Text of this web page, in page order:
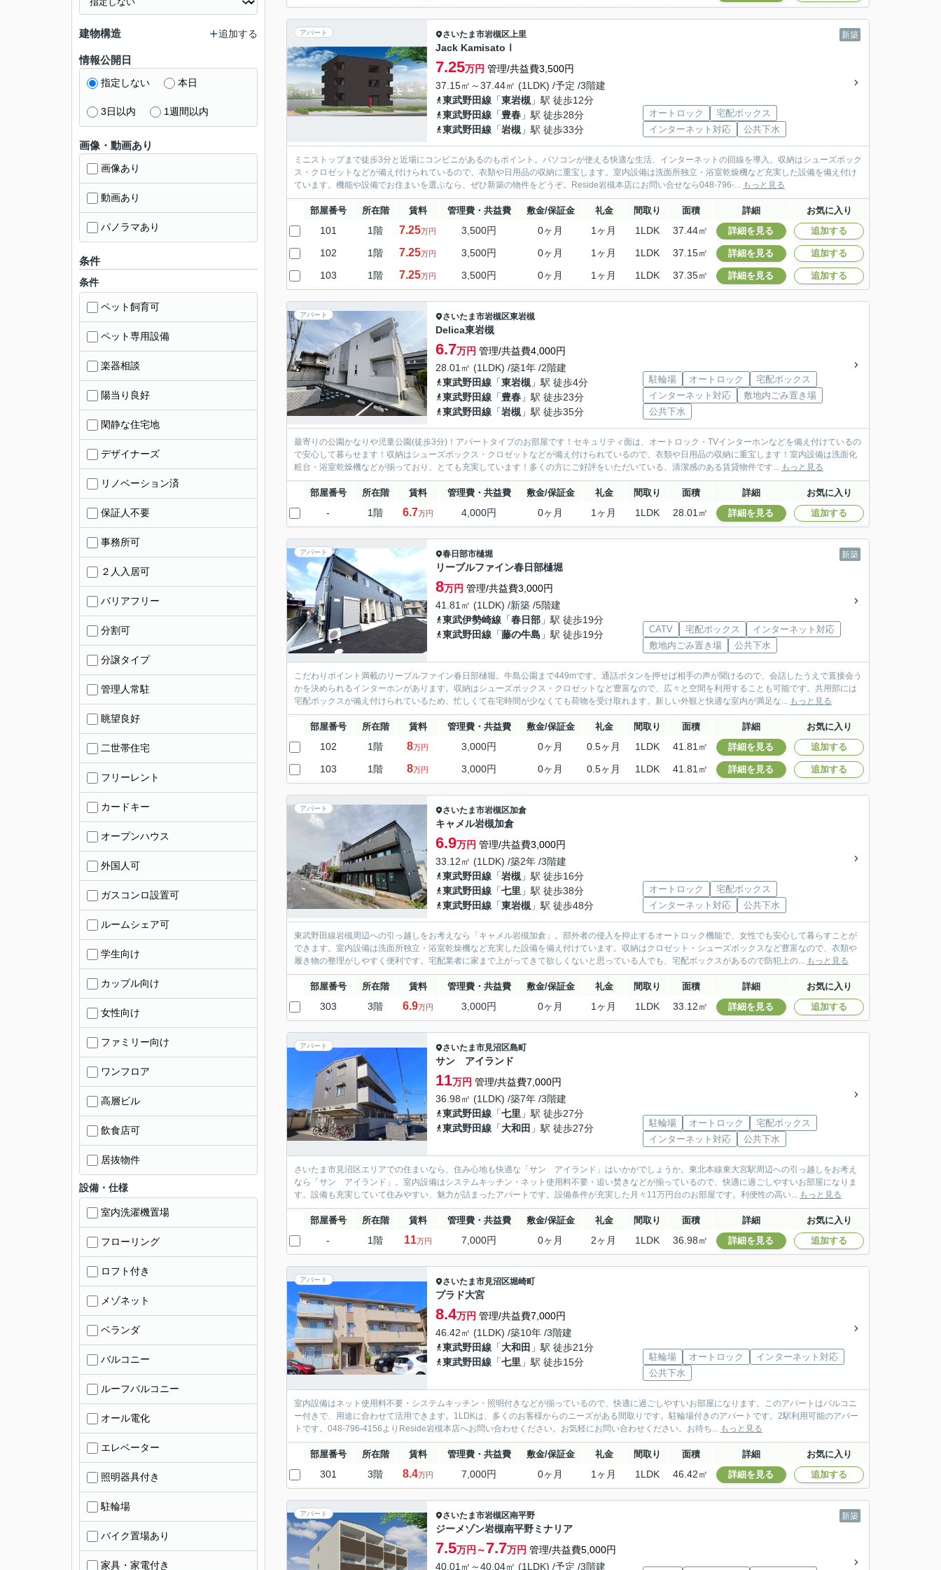
アパート 新築
さいたま市岩槻区上里
Jack KamisatoⅠ
7.25万円 管理/共益費3,500円
37.15㎡～37.44㎡ (1LDK) /予定 /3階建
東武野田線 「東岩槻 」駅 徒歩12分
東武野田線 「豊春 」駅 徒歩28分
東武野田線 「岩槻 」駅 徒歩33分
オートロック
宅配ボックス
インターネット対応
公共下水
ミニストップまで徒歩3分と近場にコンビニがあるのもポイント。パソコンが使える快適な生活、インターネットの回線を導入。収納はシューズボック
ス・クロゼットなどが備え付けられているので、衣類や日用品の収納に重宝します。室内設備は洗面所独立・浴室乾燥機など充実した設備を備え付け
ています。機能や設備でお住まいを選ぶなら、ぜひ新築の物件をどうぞ。Reside岩槻本店にお問い合せなら048-796-... もっと見る
部屋番号 所在階 賃料 管理費・共益費 敷金/保証金 礼金 間取り 面積 詳細 お気に入り
101 1階 7.25万円 3,500円 0ヶ月 1ヶ月 1LDK 37.44㎡ 詳細を見る 追加する
102 1階 7.25万円 3,500円 0ヶ月 1ヶ月 1LDK 37.15㎡ 詳細を見る 追加する
103 1階 7.25万円 3,500円 0ヶ月 1ヶ月 1LDK 37.35㎡ 詳細を見る 追加する
アパート さいたま市岩槻区東岩槻
Delica東岩槻
6.7万円 管理/共益費4,000円
28.01㎡ (1LDK) /築1年 /2階建
東武野田線 「東岩槻 」駅 徒歩4分
東武野田線 「豊春 」駅 徒歩23分
東武野田線 「岩槻 」駅 徒歩35分
駐輪場 オートロック
宅配ボックス
インターネット対応
敷地内ごみ置き場
公共下水
最寄りの公園かなりや児童公園(徒歩3分)！アパートタイプのお部屋です！セキュリティ面は、オートロック・TVインターホンなどを備え付けているの
で安心して暮らせます！収納はシューズボックス・クロゼットなどが備え付けられているので、衣類や日用品の収納に重宝します！室内設備は洗面化
粧台・浴室乾燥機などが揃っており、とても充実しています！多くの方にご好評をいただいている、清潔感のある賃貸物件です... もっと見る
部屋番号 所在階 賃料 管理費・共益費 敷金/保証金 礼金 間取り 面積 詳細 お気に入り
- 1階 6.7万円 4,000円 0ヶ月 1ヶ月 1LDK 28.01㎡ 詳細を見る 追加する
アパート 新築
春日部市樋堀
リーブルファイン春日部樋堀
8万円 管理/共益費3,000円
41.81㎡ (1LDK) /新築 /5階建
東武伊勢崎線 「春日部 」駅 徒歩19分
東武野田線 「藤の牛島 」駅 徒歩19分 CATV 宅配ボックス
インターネット対応
敷地内ごみ置き場
公共下水
こだわりポイント満載のリーブルファイン春日部樋堀。牛島公園まで449mです。通話ボタンを押せば相手の声が聞けるので、会話したうえで直接会う
かを決められるインターホンがあります。収納はシューズボックス・クロゼットなど豊富なので、広々と空間を利用することも可能です。共用部には
宅配ボックスが備え付けられているため、忙しくて在宅時間が少なくても荷物を受け取れます。新しい外観と快適な室内が満足な... もっと見る
部屋番号 所在階 賃料 管理費・共益費 敷金/保証金 礼金 間取り 面積 詳細 お気に入り
102 1階 8万円 3,000円 0ヶ月 0.5ヶ月 1LDK 41.81㎡ 詳細を見る 追加する
103 1階 8万円 3,000円 0ヶ月 0.5ヶ月 1LDK 41.81㎡ 詳細を見る 追加する
アパート さいたま市岩槻区加倉
キャメル岩槻加倉
6.9万円 管理/共益費3,000円
33.12㎡ (1LDK) /築2年 /3階建
東武野田線 「岩槻 」駅 徒歩16分
東武野田線 「七里 」駅 徒歩38分
東武野田線 「東岩槻 」駅 徒歩48分
オートロック
宅配ボックス
インターネット対応
公共下水
東武野田線岩槻周辺への引っ越しをお考えなら「キャメル岩槻加倉」。部外者の侵入を抑止するオートロック機能で、女性でも安心して暮らすことが
できます。室内設備は洗面所独立・浴室乾燥機など充実した設備を備え付けています。収納はクロゼット・シューズボックスなど豊富なので、衣類や
履き物の整理がしやすく便利です。宅配業者に家まで上がってきて欲しくないと思っている人でも、宅配ボックスがあるので防犯上の... もっと見る
部屋番号 所在階 賃料 管理費・共益費 敷金/保証金 礼金 間取り 面積 詳細 お気に入り
303 3階 6.9万円 3,000円 0ヶ月 1ヶ月 1LDK 33.12㎡ 詳細を見る 追加する
アパート さいたま市見沼区島町
サン アイランド
11万円 管理/共益費7,000円
36.98㎡ (1LDK) /築7年 /3階建
東武野田線 「七里 」駅 徒歩27分
東武野田線 「大和田 」駅 徒歩27分 駐輪場 オートロック
宅配ボックス
インターネット対応
公共下水
さいたま市見沼区エリアでの住まいなら、住み心地も快適な「サン アイランド」はいかがでしょうか。東北本線東大宮駅周辺への引っ越しをお考え
なら「サン アイランド」。室内設備はシステムキッチン・ネット使用料不要・追い焚きなどが揃っているので、快適に過ごしやすいお部屋になりま
す。設備も充実していて住みやすい、魅力が詰まったアパートです。設備条件が充実した月々11万円台のお部屋です。利便性の高い... もっと見る
部屋番号 所在階 賃料 管理費・共益費 敷金/保証金 礼金 間取り 面積 詳細 お気に入り
- 1階 11万円 7,000円 0ヶ月 2ヶ月 1LDK 36.98㎡ 詳細を見る 追加する
アパート さいたま市見沼区堀崎町
プラド大宮
8.4万円 管理/共益費7,000円
46.42㎡ (1LDK) /築10年 /3階建
東武野田線 「大和田 」駅 徒歩21分
東武野田線 「七里 」駅 徒歩15分 駐輪場 オートロック
インターネット対応
公共下水
室内設備はネット使用料不要・システムキッチン・照明付きなどが揃っているので、快適に過ごしやすいお部屋になります。このアパートはバルコニ
ー付きで、用途に合わせて活用できます。1LDKは、多くのお客様からのニーズがある間取りです。駐輪場付きのアパートです。2駅利用可能のアパー
トです。048-796-4156よりReside岩槻本店へお問い合わせください。お気軽にお問い合わせください。お待ち... もっと見る
部屋番号 所在階 賃料 管理費・共益費 敷金/保証金 礼金 間取り 面積 詳細 お気に入り
301 3階 8.4万円 7,000円 0ヶ月 1ヶ月 1LDK 46.42㎡ 詳細を見る 追加する
アパート 新築
さいたま市岩槻区南平野
ジーメゾン岩槻南平野ミナリア
7.5万円～7.7万円 管理/共益費5,000円
40.01㎡～40.04㎡ (1LDK) /予定 /3階建
建物構造 追加する
情報公開日
指定しない 本日
3日以内 1週間以内
画像・動画あり
画像あり
動画あり
パノラマあり
条件
条件
ペット飼育可
ペット専用設備
楽器相談
陽当り良好
閑静な住宅地
デザイナーズ
リノベーション済
保証人不要
事務所可
２人入居可
バリアフリー
分割可
分譲タイプ
管理人常駐
眺望良好
二世帯住宅
フリーレント
カードキー
オープンハウス
外国人可
ガスコンロ設置可
ルームシェア可
学生向け
カップル向け
女性向け
ファミリー向け
ワンフロア
高層ビル
飲食店可
居抜物件
設備・仕様
室内洗濯機置場
フローリング
ロフト付き
メゾネット
ベランダ
バルコニー
ルーフバルコニー
オール電化
エレベーター
照明器具付き
駐輪場
バイク置場あり
家具・家電付き